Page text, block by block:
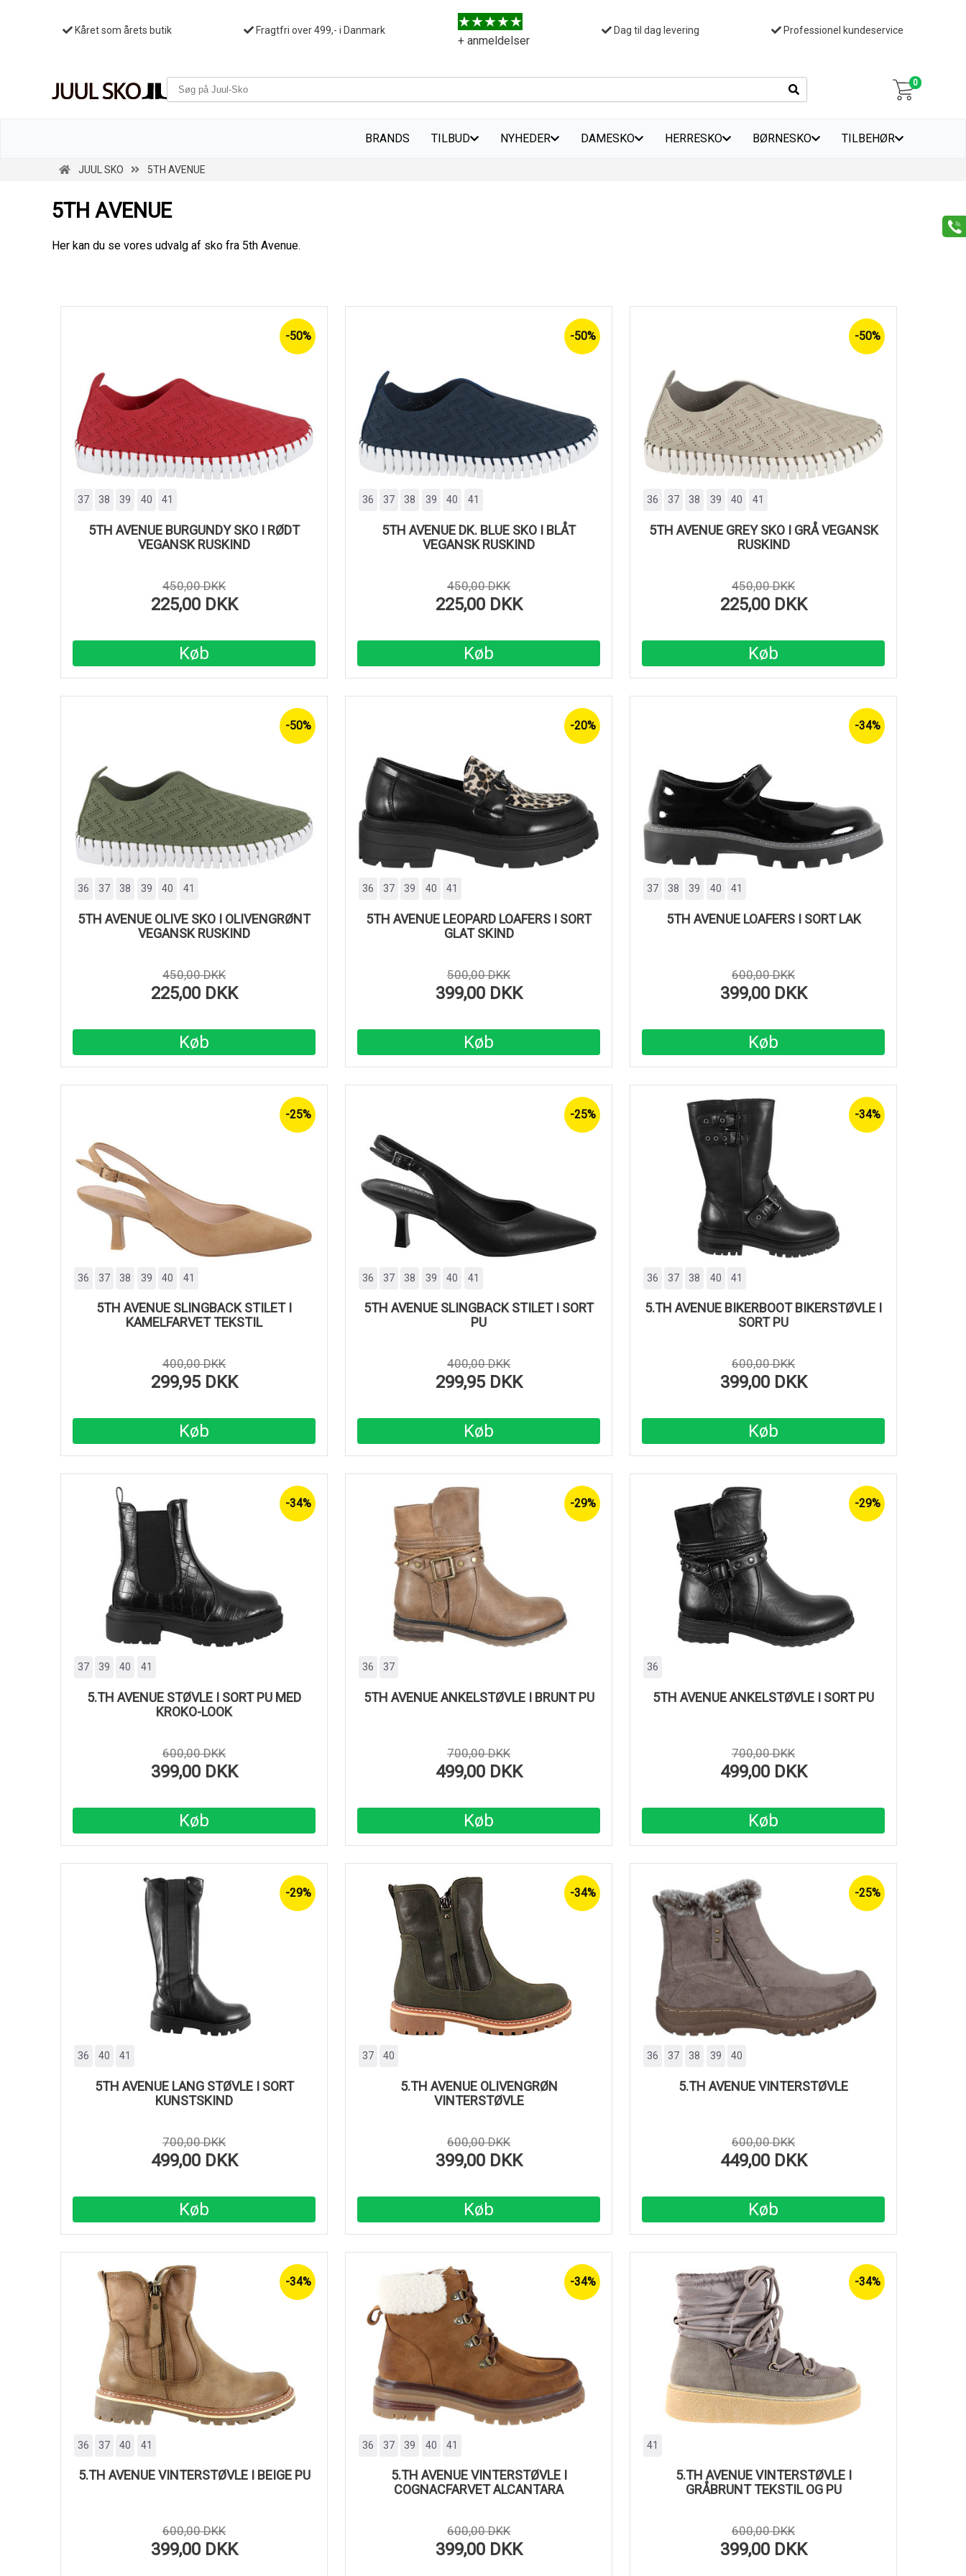
5TH AVENUE
Her kan du se vores udvalg af sko fra 5th Avenue.
5TH AVENUE BURGUNDY SKO I RØDT
VEGANSK RUSKIND
37 38 39 40 41
450,00 DKK
225,00 DKK
Køb
-50%
5TH AVENUE DK. BLUE SKO I BLÅT
VEGANSK RUSKIND
36 37 38 39 40 41
450,00 DKK
225,00 DKK
Køb
-50%
5TH AVENUE GREY SKO I GRÅ VEGANSK
RUSKIND
36 37 38 39 40 41
450,00 DKK
225,00 DKK
Køb
-50%
5TH AVENUE OLIVE SKO I OLIVENGRØNT
VEGANSK RUSKIND
36 37 38 39 40 41
450,00 DKK
225,00 DKK
Køb
-50%
5TH AVENUE LEOPARD LOAFERS I SORT
GLAT SKIND
36 37 39 40 41
500,00 DKK
399,00 DKK
Køb
-20%
5TH AVENUE LOAFERS I SORT LAK
37 38 39 40 41
600,00 DKK
399,00 DKK
Køb
-34%
5TH AVENUE SLINGBACK STILET I
KAMELFARVET TEKSTIL
36 37 38 39 40 41
400,00 DKK
299,95 DKK
Køb
-25%
5TH AVENUE SLINGBACK STILET I SORT
PU
36 37 38 39 40 41
400,00 DKK
299,95 DKK
Køb
-25%
5.TH AVENUE BIKERBOOT BIKERSTØVLE I
SORT PU
36 37 38 40 41
600,00 DKK
399,00 DKK
Køb
-34%
5.TH AVENUE STØVLE I SORT PU MED
KROKO-LOOK
37 39 40 41
600,00 DKK
399,00 DKK
Køb
-34%
5TH AVENUE ANKELSTØVLE I BRUNT PU
36 37
700,00 DKK
499,00 DKK
Køb
-29%
5TH AVENUE ANKELSTØVLE I SORT PU
36
700,00 DKK
499,00 DKK
Køb
-29%
5TH AVENUE LANG STØVLE I SORT
KUNSTSKIND
36 40 41
700,00 DKK
499,00 DKK
Køb
-29%
5.TH AVENUE OLIVENGRØN
VINTERSTØVLE
37 40
600,00 DKK
399,00 DKK
Køb
-34%
5.TH AVENUE VINTERSTØVLE
36 37 38 39 40
600,00 DKK
449,00 DKK
Køb
-25%
5.TH AVENUE VINTERSTØVLE I BEIGE PU
36 37 40 41
600,00 DKK
399,00 DKK
-34%
5.TH AVENUE VINTERSTØVLE I
COGNACFARVET ALCANTARA
36 37 39 40 41
600,00 DKK
399,00 DKK
-34%
5.TH AVENUE VINTERSTØVLE I
GRÅBRUNT TEKSTIL OG PU
41
600,00 DKK
399,00 DKK
-34%
BRANDS TILBUD NYHEDER DAMESKO HERRESKO BØRNESKO TILBEHØR
0
Kåret som årets butik Fragtfri over 499,- i Danmark
+ anmeldelser
Dag til dag levering Professionel kundeservice
JUUL SKO 5TH AVENUE